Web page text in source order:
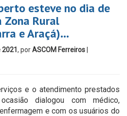
esteve no dia de
Zona Rural
e Araçá)…
, porASCOM Ferreiros
e o atendimento prestados
dialogou com médico,
e com os usuários do